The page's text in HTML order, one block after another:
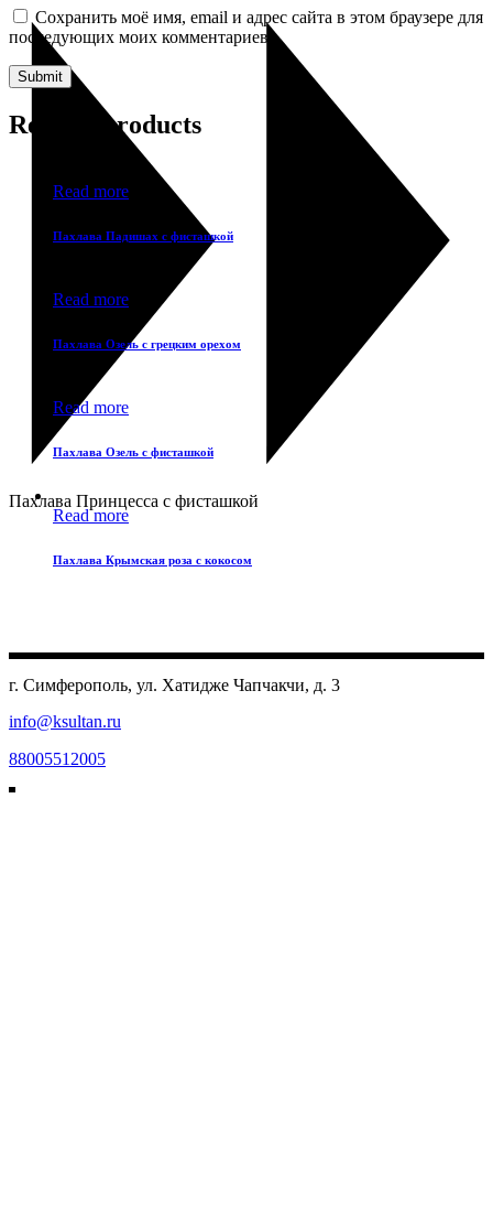
Пахлава Принцесса с фисташкой
Сохранить моё имя, email и адрес сайта в этом браузере для
последующих моих комментариев.
Related products
Read more
Пахлава Падишах с фисташкой
Read more
Пахлава Озель с грецким орехом
Read more
Пахлава Озель с фисташкой
Read more
Пахлава Крымская роза с кокосом
г. Симферополь, ул. Хатидже Чапчакчи, д. 3
info@ksultan.ru
88005512005